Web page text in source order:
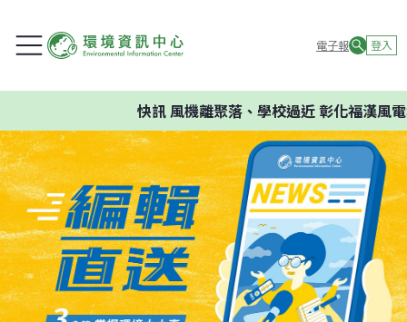
電子報 登入
快訊風機離聚落、學校過近 彰化福漢風電